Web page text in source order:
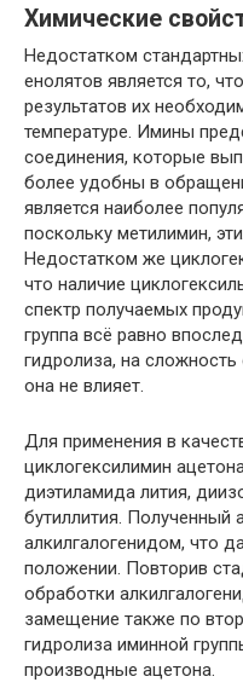
Химические
Недостатком
енолятов является то,
результатов их
температуре. Имины
соединения, которые
более удобны в
является наиболее
поскольку метилимин,
Недостатком же
что наличие
спектр получаемых
группа всё равно
гидролиза, на
она не влияет.
Для применения в
циклогексилимин
диэтиламида лития,
бутиллития. Полученный
алкилгалогенидом, что
положении. Повторив
обработки
замещение также по
гидролиза иминной
производные ацетона.